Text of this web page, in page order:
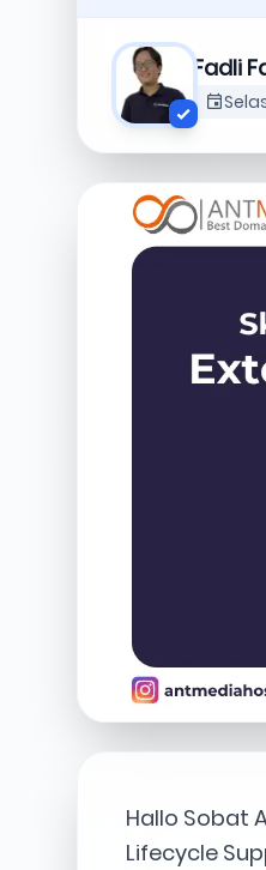
Fadli
Hallo Sobat
Lifecycle